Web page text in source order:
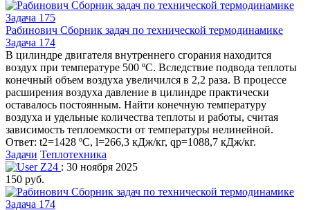
Рабинович Сборник задач по технической термодинамике
Задача 174
В цилиндре двигателя внутреннего сгорания находится
воздух при температуре 500 ºC. Вследствие подвода теплоты
конечный объем воздуха увеличился в 2,2 раза. В процессе
расширения воздуха давление в цилиндре практически
оставалось постоянным. Найти конечную температуру
воздуха и удельные количества теплоты и работы, считая
зависимость теплоемкости от температуры нелинейной.
Ответ: t2=1428 ºC, l=266,3 кДж/кг, qp=1088,7 кДж/кг.
Задачи Теплотехника
Z24 : 30 ноября 2025
150 руб.